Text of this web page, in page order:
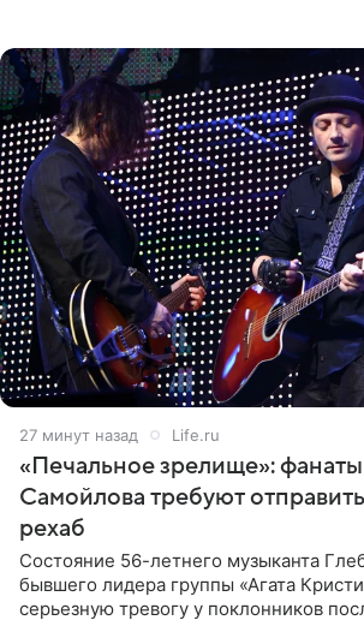
27 минут назад Life.ru
«Печальное зрелище»: фанаты
Самойлова требуют
рехаб
Состояние 56-летнего музыканта
бывшего лидера группы «Агата
серьезную тревогу у поклонников